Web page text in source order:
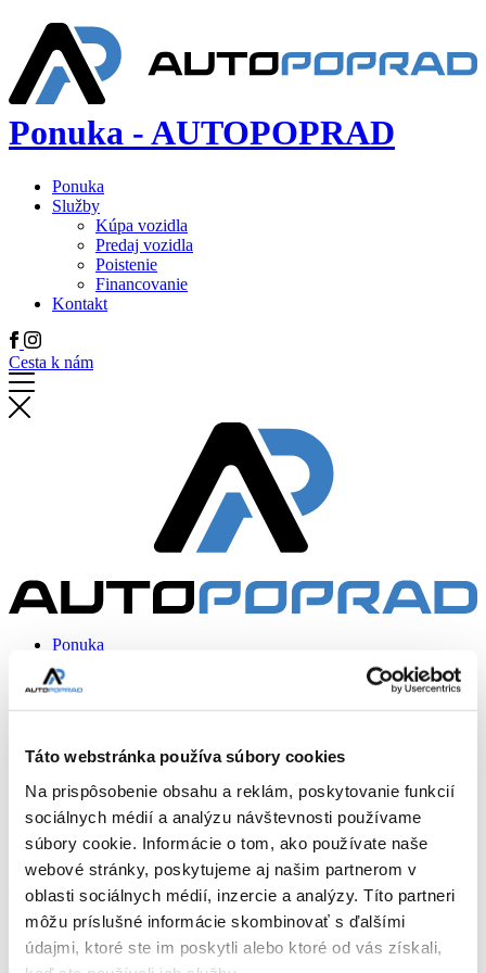
Táto webstránka používa súbory cookies
Na prispôsobenie obsahu a reklám, poskytovanie funkcií
sociálnych médií a analýzu návštevnosti používame
súbory cookie. Informácie o tom, ako používate naše
webové stránky, poskytujeme aj našim partnerom v
oblasti sociálnych médií, inzercie a analýzy. Títo partneri
môžu príslušné informácie skombinovať s ďalšími
údajmi, ktoré ste im poskytli alebo ktoré od vás získali,
Ponuka - AUTOPOPRAD
Ponuka
Služby
Kúpa vozidla
Predaj vozidla
Poistenie
Financovanie
Kontakt
Cesta k nám
Ponuka
Služby
Kontakt
Domov
Ponuka
Hatchback
Hatchback
Zoznam